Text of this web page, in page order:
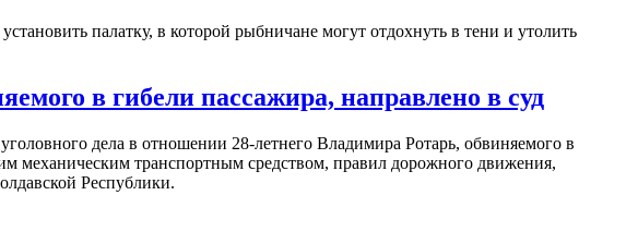
палатку, в которой рыбничане могут отдохнуть в тени и утолить
в гибели пассажира, направлено в суд
дела в отношении 28-летнего Владимира Ротарь, обвиняемого в
транспортным средством, правил дорожного движения,
Республики.